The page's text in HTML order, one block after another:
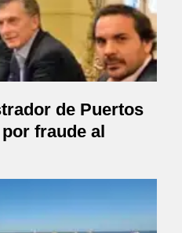
de Puertos
fraude al